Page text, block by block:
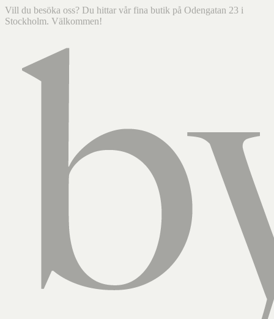
Vill du besöka oss? Du hittar vår fina butik på Odengatan 23 i
Stockholm. Välkommen!